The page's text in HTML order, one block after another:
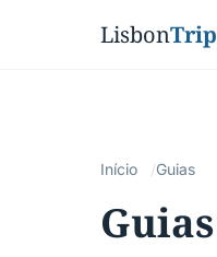
LisbonTrip
Início Guias
Guias